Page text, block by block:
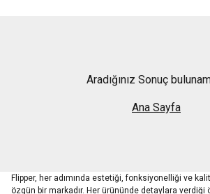
Aradığınız Sonuç
Ana Sayfa
Flipper, her adımında estetiği, fonksiyonelliği ve
özgün bir markadır. Her ürününde detaylara